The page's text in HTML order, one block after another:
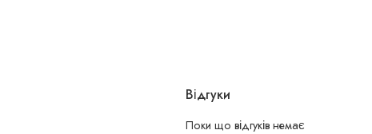
Відгуки
Поки що відгуків немає